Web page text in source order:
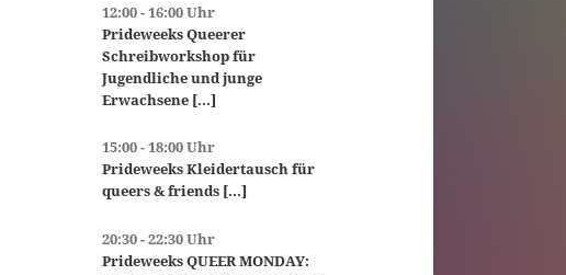
12:00-16:00Uhr
Prideweeks Queerer
Schreibworkshop für
Jugendliche und junge
Erwachsene [...]
15:00-18:00Uhr
Prideweeks Kleidertausch für
queers & friends [...]
20:30-22:30Uhr
Prideweeks QUEER MONDAY: